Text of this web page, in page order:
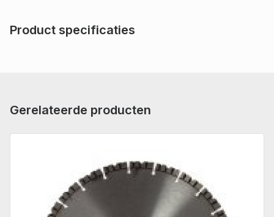
Product specificaties
Gerelateerde producten